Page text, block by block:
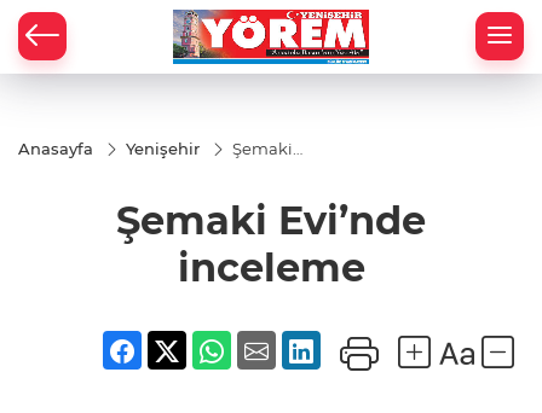
Anasayfa Yenişehir
Şemaki
Şemaki Evi’nde
inceleme